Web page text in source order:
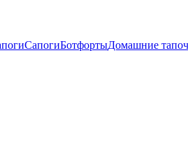
СапогиБотфортыДомашние